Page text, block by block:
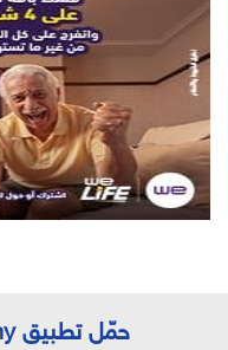
حمّل تطبيق Alamrakamy| عالم رقمي الآن